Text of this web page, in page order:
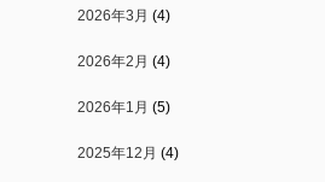
2026年3月 (4)
2026年2月 (4)
2026年1月 (5)
2025年12月 (4)